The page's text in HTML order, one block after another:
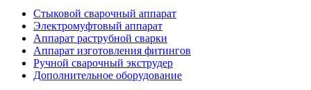
Стыковой сварочный аппарат
Электромуфтовый аппарат
Аппарат раструбной сварки
Аппарат изготовления фитингов
Ручной сварочный экструдер
Дополнительное оборудование